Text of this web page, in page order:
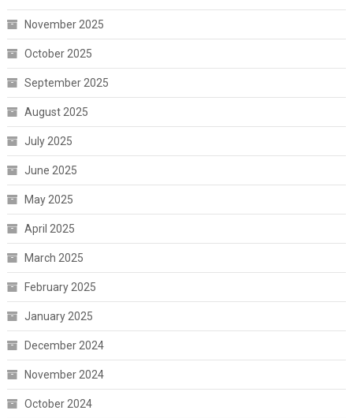
November 2025
October 2025
September 2025
August 2025
July 2025
June 2025
May 2025
April 2025
March 2025
February 2025
January 2025
December 2024
November 2024
October 2024